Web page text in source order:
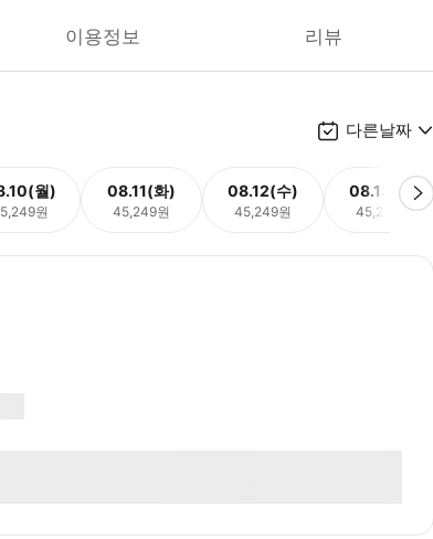
이용정보 리뷰
다른날짜
월)
원
08.11(화)
45,249원
08.12(수)
45,249원
08.13(목)
45,249원